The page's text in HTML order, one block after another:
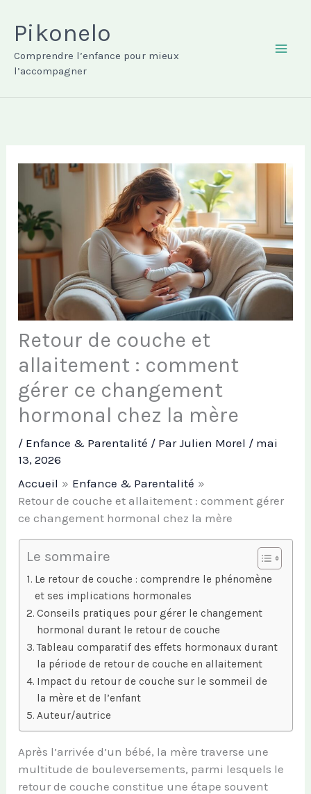
contenu
Pikonelo
Comprendre l’enfance pour mieux
l’accompagner
Retour de couche et
allaitement : comment
gérer ce changement
hormonal chez la mère
/ Enfance & Parentalité / ParJulien Morel / mai
13, 2026
Accueil
Enfance & Parentalité
Retour de couche et allaitement : comment gérer
ce changement hormonal chez la mère
Le sommaire
Le retour de couche : comprendre le phénomène
et ses implications hormonales
Conseils pratiques pour gérer le changement
hormonal durant le retour de couche
Tableau comparatif des effets hormonaux durant
la période de retour de couche en allaitement
Impact du retour de couche sur le sommeil de
la mère et de l’enfant
Auteur/autrice
Après l’arrivée d’un bébé, la mère traverse une
multitude de bouleversements, parmi lesquels le
retour de couche constitue une étape souvent